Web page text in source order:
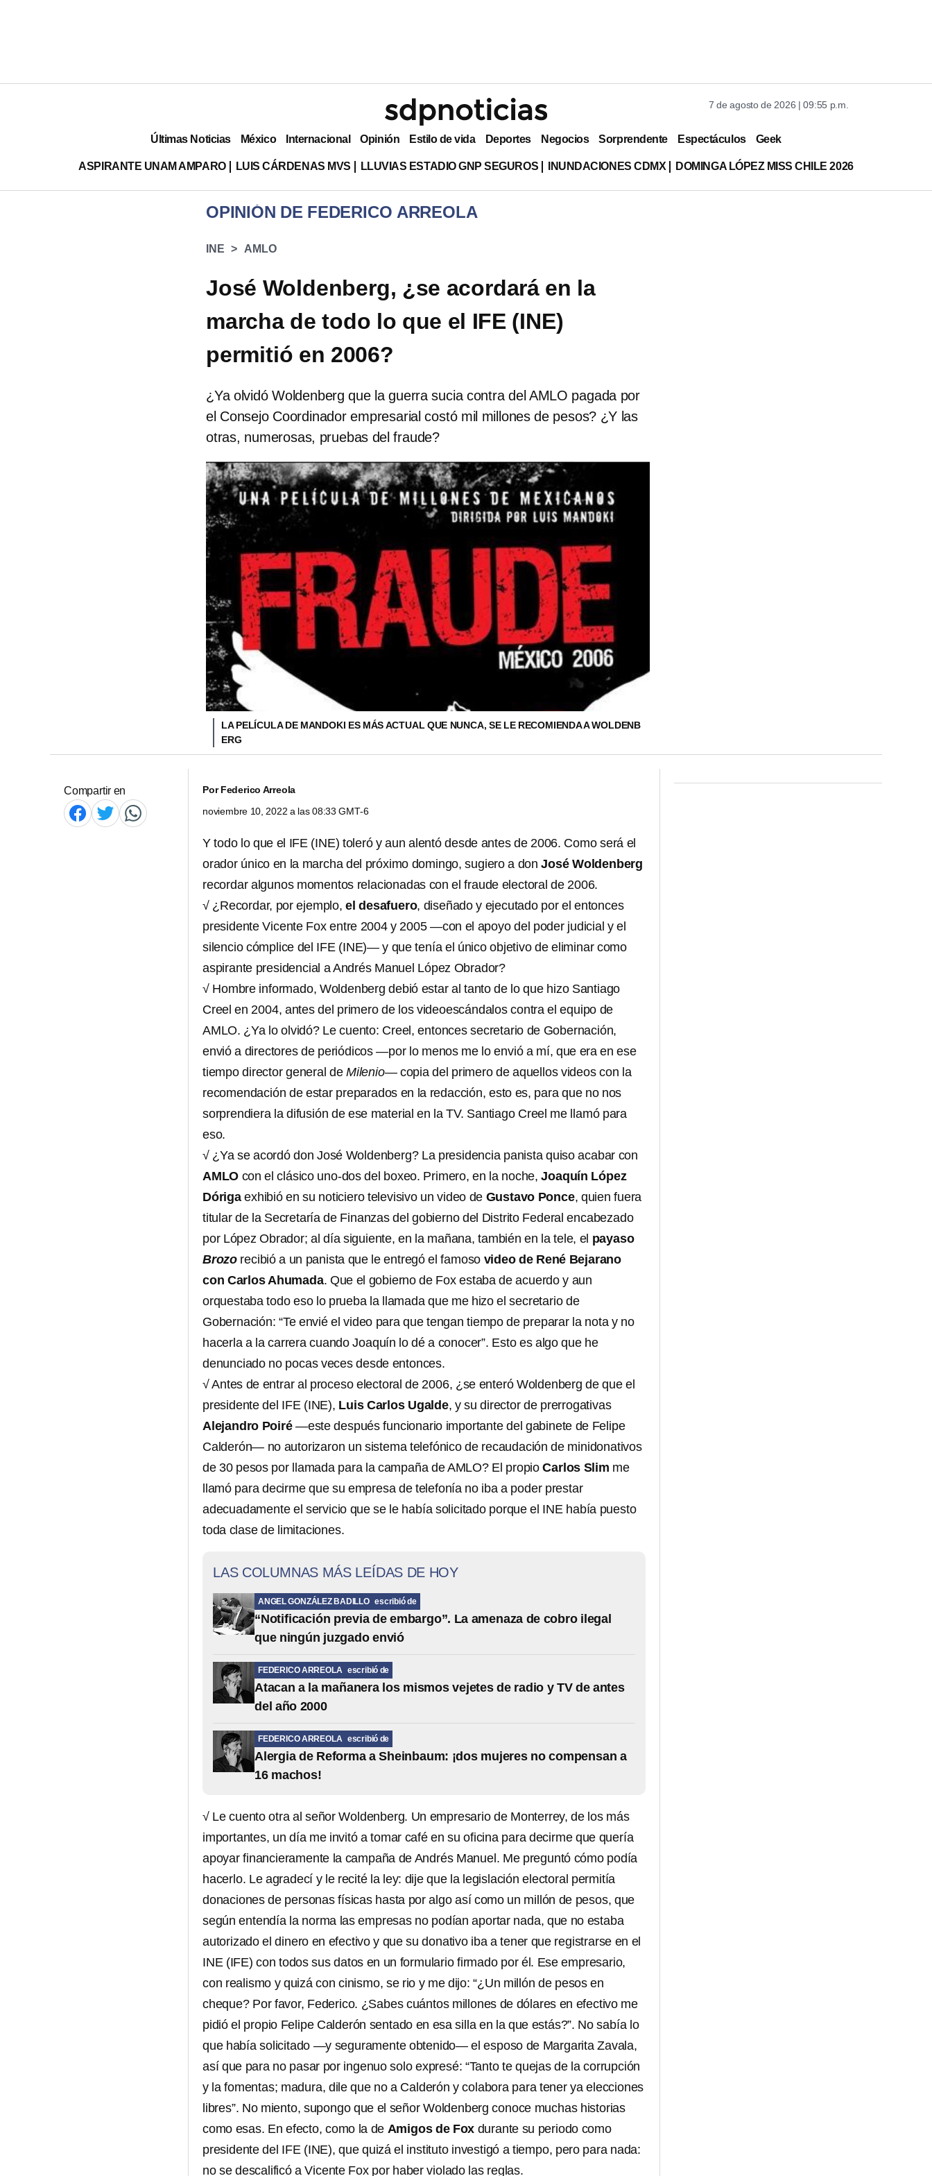
7 de agosto de 2026 | 09:55 p.m.
Últimas Noticias México Internacional Opinión Estilo de vida Deportes Negocios Sorprendente Espectáculos Geek
ASPIRANTE UNAM AMPARO LUIS CÁRDENAS MVS LLUVIAS ESTADIO GNP SEGUROS INUNDACIONES CDMX DOMINGA LÓPEZ MISS CHILE 2026
OPINIÓN DE FEDERICO ARREOLA
INE AMLO
José Woldenberg, ¿se acordará en la
marcha de todo lo que el IFE (INE)
permitió en 2006?
¿Ya olvidó Woldenberg que la guerra sucia contra del AMLO pagada por
el Consejo Coordinador empresarial costó mil millones de pesos? ¿Y las
otras, numerosas, pruebas del fraude?
LA PELÍCULA DE MANDOKI ES MÁS ACTUAL QUE NUNCA, SE LE RECOMIENDA A WOLDENB
ERG
Compartir en PorFederico Arreola
noviembre 10, 2022 a las 08:33 GMT-6
Y todo lo que el IFE (INE) toleró y aun alentó desde antes de 2006. Como será el
orador único en la marcha del próximo domingo, sugiero a donJosé Woldenberg
recordar algunos momentos relacionadas con el fraude electoral de 2006.
√ ¿Recordar, por ejemplo,el desafuero, diseñado y ejecutado por el entonces
presidente Vicente Fox entre 2004 y 2005 —con el apoyo del poder judicial y el
silencio cómplice del IFE (INE)— y que tenía el único objetivo de eliminar como
aspirante presidencial a Andrés Manuel López Obrador?
√ Hombre informado, Woldenberg debió estar al tanto de lo que hizo Santiago
Creel en 2004, antes del primero de los videoescándalos contra el equipo de
AMLO. ¿Ya lo olvidó? Le cuento: Creel, entonces secretario de Gobernación,
envió a directores de periódicos —por lo menos me lo envió a mí, que era en ese
tiempo director general deMilenio— copia del primero de aquellos videos con la
recomendación de estar preparados en la redacción, esto es, para que no nos
sorprendiera la difusión de ese material en la TV. Santiago Creel me llamó para
eso.
√ ¿Ya se acordó don José Woldenberg? La presidencia panista quiso acabar con
AMLO con el clásico uno-dos del boxeo. Primero, en la noche,Joaquín López
Dórigaexhibió en su noticiero televisivo un video de Gustavo Ponce, quien fuera
titular de la Secretaría de Finanzas del gobierno del Distrito Federal encabezado
por López Obrador; al día siguiente, en la mañana, también en la tele, el payaso
Brozo recibió a un panista que le entregó el famoso video de René Bejarano
con Carlos Ahumada. Que el gobierno de Fox estaba de acuerdo y aun
orquestaba todo eso lo prueba la llamada que me hizo el secretario de
Gobernación: “Te envié el video para que tengan tiempo de preparar la nota y no
hacerla a la carrera cuando Joaquín lo dé a conocer”. Esto es algo que he
denunciado no pocas veces desde entonces.
√ Antes de entrar al proceso electoral de 2006, ¿se enteró Woldenberg de que el
presidente del IFE (INE), Luis Carlos Ugalde, y su director de prerrogativas
Alejandro Poiré—este después funcionario importante del gabinete de Felipe
Calderón— no autorizaron un sistema telefónico de recaudación de minidonativos
de 30 pesos por llamada para la campaña de AMLO? El propioCarlos Slim me
llamó para decirme que su empresa de telefonía no iba a poder prestar
adecuadamente el servicio que se le había solicitado porque el INE había puesto
toda clase de limitaciones.
LAS COLUMNAS MÁS LEÍDAS DE HOY
ANGEL GONZÁLEZ BADILLO escribió de
“Notificación previa de embargo”. La amenaza de cobro ilegal
que ningún juzgado envió
FEDERICO ARREOLA escribió de
Atacan a la mañanera los mismos vejetes de radio y TV de antes
del año 2000
FEDERICO ARREOLA escribió de
Alergia de Reforma a Sheinbaum: ¡dos mujeres no compensan a
16 machos!
√ Le cuento otra al señor Woldenberg. Un empresario de Monterrey, de los más
importantes, un día me invitó a tomar café en su oficina para decirme que quería
apoyar financieramente la campaña de Andrés Manuel. Me preguntó cómo podía
hacerlo. Le agradecí y le recité la ley: dije que la legislación electoral permitía
donaciones de personas físicas hasta por algo así como un millón de pesos, que
según entendía la norma las empresas no podían aportar nada, que no estaba
autorizado el dinero en efectivo y que su donativo iba a tener que registrarse en el
INE (IFE) con todos sus datos en un formulario firmado por él. Ese empresario,
con realismo y quizá con cinismo, se rio y me dijo: “¿Un millón de pesos en
cheque? Por favor, Federico. ¿Sabes cuántos millones de dólares en efectivo me
pidió el propio Felipe Calderón sentado en esa silla en la que estás?”. No sabía lo
que había solicitado —y seguramente obtenido— el esposo de Margarita Zavala,
así que para no pasar por ingenuo solo expresé: “Tanto te quejas de la corrupción
y la fomentas; madura, dile que no a Calderón y colabora para tener ya elecciones
libres”. No miento, supongo que el señor Woldenberg conoce muchas historias
como esas. En efecto, como la de Amigos de Fox durante su periodo como
presidente del IFE (INE), que quizá el instituto investigó a tiempo, pero para nada:
no se descalificó a Vicente Fox por haber violado las reglas.